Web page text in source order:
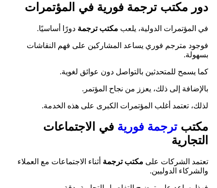
دور مكتب ترجمة فورية في المؤتمرات
في المؤتمرات الدولية، يلعب مكتب ترجمة دورًا أساسيًا.
فوجود مترجم فوري يساعد المشاركين على فهم النقاشات
بسهولة.
كما يسمح للمتحدثين بالتواصل دون عوائق لغوية.
بالإضافة إلى ذلك، يعزز من نجاح المؤتمر.
لذلك، تعتمد أغلب المؤتمرات الكبرى على هذه الخدمة.
مكتب ترجمة فورية في الاجتماعات
التجارية
تعتمد الشركات على مكتب ترجمة أثناء الاجتماعات مع العملاء
والشركاء الدوليين.